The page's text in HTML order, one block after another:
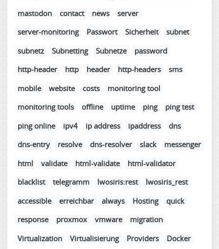
mastodon
contact news
server
server-monitoring
Passwort Sicherheit
subnet
subnetz
Subnetting Subnetze
password
http-header
http header http-headers
sms
mobile
website costs
monitoring tool
monitoring tools
offline uptime ping
ping test
ping online
ipv4 ip address ipaddress
dns
dns-entry
resolve dns-resolver slack
messenger
html
validate html-validate
html-validator
blacklist
telegramm lwosiris:rest
lwosiris_rest
accessible
erreichbar always Hosting
quick
response
proxmox vmware
migration
Virtualization
Virtualisierung Providers
Docker